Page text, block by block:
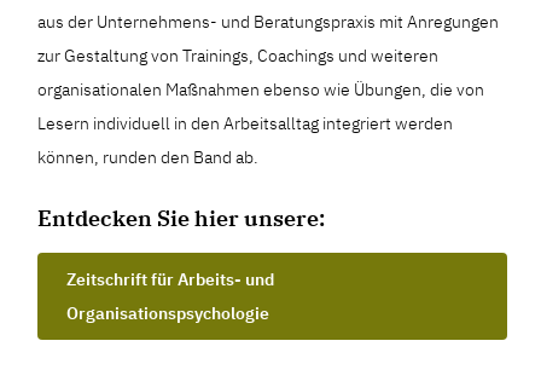
aus der Unternehmens- und Beratungspraxis mit Anregungen
zur Gestaltung von Trainings, Coachings und weiteren
organisationalen Maßnahmen ebenso wie Übungen, die von
Lesern individuell in den Arbeitsalltag integriert werden
können, runden den Band ab.
Entdecken Sie hier unsere:
Zeitschrift für Arbeits- und
Organisationspsychologie